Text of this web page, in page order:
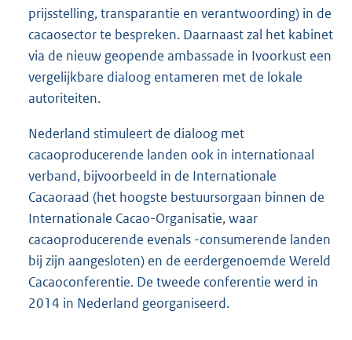
prijsstelling, transparantie en verantwoording) in de
cacaosector te bespreken. Daarnaast zal het kabinet
via de nieuw geopende ambassade in Ivoorkust een
vergelijkbare dialoog entameren met de lokale
autoriteiten.
Nederland stimuleert de dialoog met
cacaoproducerende landen ook in internationaal
verband, bijvoorbeeld in de Internationale
Cacaoraad (het hoogste bestuursorgaan binnen de
Internationale Cacao-Organisatie, waar
cacaoproducerende evenals -consumerende landen
bij zijn aangesloten) en de eerdergenoemde Wereld
Cacaoconferentie. De tweede conferentie werd in
2014 in Nederland georganiseerd.